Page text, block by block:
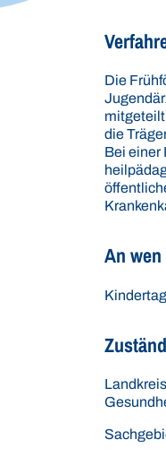
Die
die
Bei einer
An